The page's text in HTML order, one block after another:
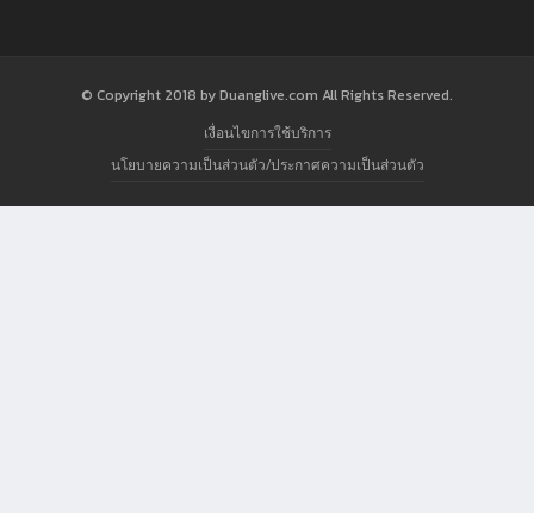
© Copyright 2018 by Duanglive.com All Rights Reserved.
เงื่อนไขการใช้บริการ
นโยบายความเป็นส่วนตัว/ประกาศความเป็นส่วนตัว